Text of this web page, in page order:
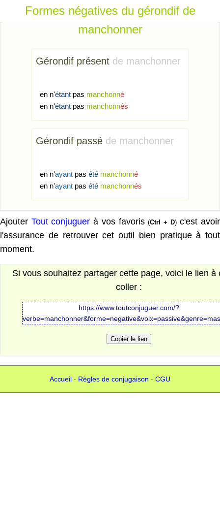
Formes négatives du gérondif de
manchonner
Gérondif présent de manchonner
en n'étant pas manchonné
en n'étant pas manchonnés
Gérondif passé de manchonner
en n'ayant pas été manchonné
en n'ayant pas été manchonnés
Ajouter Tout conjuguer à vos favoris(Ctrl + D)c'est avoir
l'assurance de retrouver cet outil bien pratique à tout
moment.
Si vous souhaitez partager cette page, voici le lien à
coller :
https://www.toutconjuguer.com/?
Accueil - Règles de conjugaison - CGU